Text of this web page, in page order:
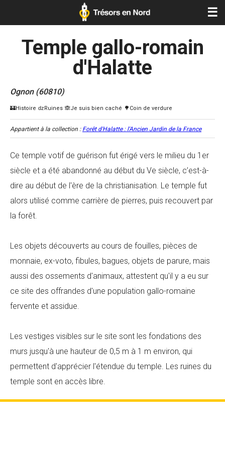
☰
Temple gallo-romain
d'Halatte
Ognon (60810)
Appartient à la collection : Forêt d'Halatte : l'Ancien Jardin de la France
Ce temple votif de guérison fut érigé vers le milieu du 1er
siècle et a été abandonné au début du Ve siècle, c’est-à-
dire au début de l'ère de la christianisation. Le temple fut
alors utilisé comme carrière de pierres, puis recouvert par
la forêt.
Les objets découverts au cours de fouilles, pièces de
monnaie, ex-voto, fibules, bagues, objets de parure, mais
aussi des ossements d'animaux, attestent qu'il y a eu sur
ce site des offrandes d'une population gallo-romaine
fervente et assidue.
Les vestiges visibles sur le site sont les fondations des
murs jusqu'à une hauteur de 0,5 m à 1 m environ, qui
permettent d'apprécier l'étendue du temple. Les ruines du
temple sont en accès libre.